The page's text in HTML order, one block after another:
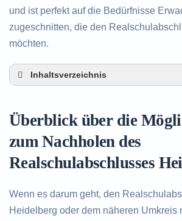
und ist perfekt auf die Bedürfnisse
zugeschnitten, die den
möchten.
Inhaltsverzeichnis
Alternativen zum nachträglichen
Realschulabschlusses in
des Realschulabschlusses
Überblick über die
zum Nachholen des
Realschulabschlusses
Wenn es darum geht, den
Heidelberg oder dem näheren Umkreis